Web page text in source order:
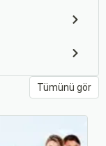
Tümünü gör